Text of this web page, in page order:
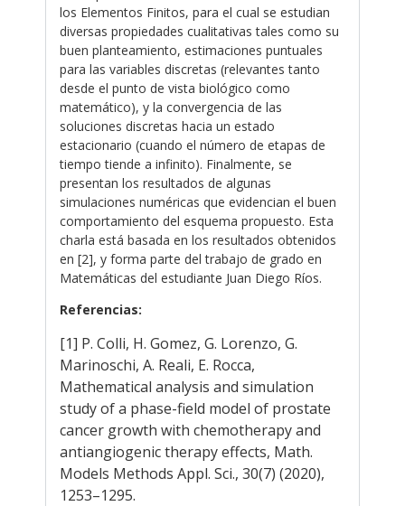
los Elementos Finitos, para el cual se estudian
diversas propiedades cualitativas tales como su
buen planteamiento, estimaciones puntuales
para las variables discretas (relevantes tanto
desde el punto de vista biológico como
matemático), y la convergencia de las
soluciones discretas hacia un estado
estacionario (cuando el número de etapas de
tiempo tiende a infinito). Finalmente, se
presentan los resultados de algunas
simulaciones numéricas que evidencian el buen
comportamiento del esquema propuesto. Esta
charla está basada en los resultados obtenidos
en [2], y forma parte del trabajo de grado en
Matemáticas del estudiante Juan Diego Ríos.
Referencias:
[1] P. Colli, H. Gomez, G. Lorenzo, G.
Marinoschi, A. Reali, E. Rocca,
Mathematical analysis and simulation
study of a phase-field model of prostate
cancer growth with chemotherapy and
antiangiogenic therapy effects, Math.
Models Methods Appl. Sci., 30(7) (2020),
1253–1295.